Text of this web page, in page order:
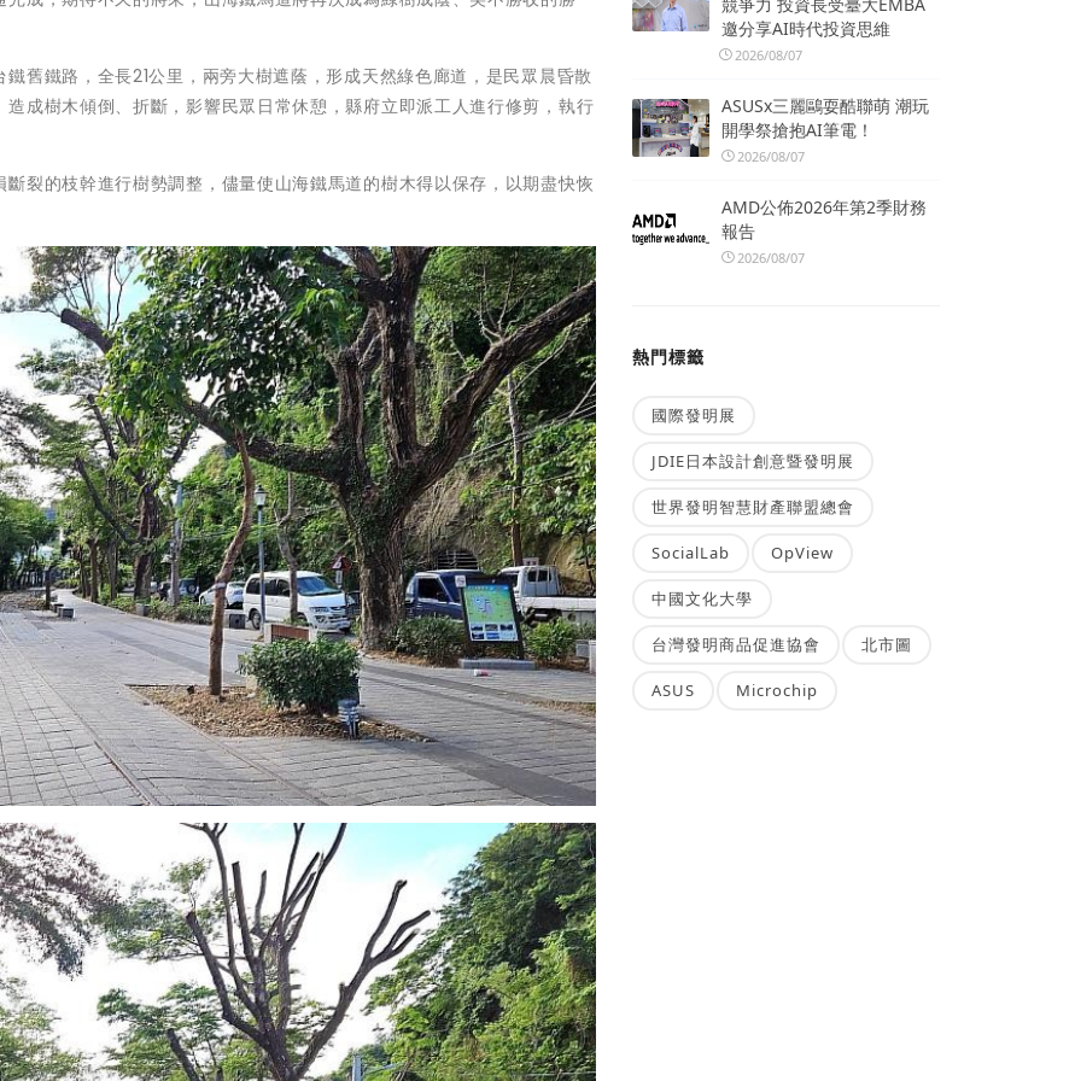
舊鐵路，全長21公里，兩旁大樹遮蔭，形成天然綠色廊道，是民眾晨昏散
成樹木傾倒、折斷，影響民眾日常休憩，縣府立即派工人進行修剪，執行
裂的枝幹進行樹勢調整，儘量使山海鐵馬道的樹木得以保存，以期盡快恢
邀分享AI時代投資思維
2026/08/07
ASUSx三麗鷗耍酷聯萌 潮玩
開學祭搶抱AI筆電！
2026/08/07
AMD公佈2026年第2季財務
報告
2026/08/07
熱門標籤
國際發明展
JDIE日本設計創意暨發明展
世界發明智慧財產聯盟總會
SocialLab OpView
中國文化大學
台灣發明商品促進協會 北市圖
ASUS Microchip